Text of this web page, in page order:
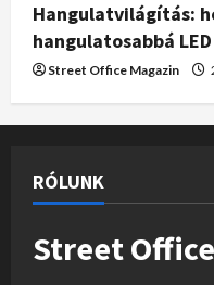
Hangulatvilágítás:
hangulatosabbá
Street Office Magazin
RÓLUNK
Street